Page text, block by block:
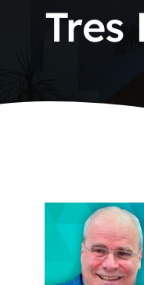
Tres